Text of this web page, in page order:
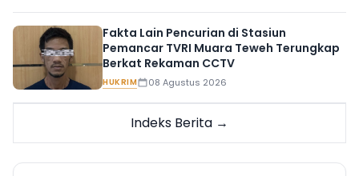
Fakta Lain Pencurian di Stasiun
Pemancar TVRI Muara Teweh Terungkap
Berkat Rekaman CCTV
HUKRIM 08 Agustus 2026
Indeks Berita →